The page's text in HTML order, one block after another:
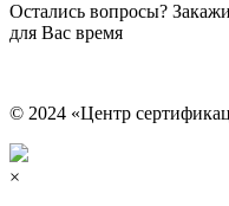
Остались вопросы?
для Вас время
© 2024 «Центр
×